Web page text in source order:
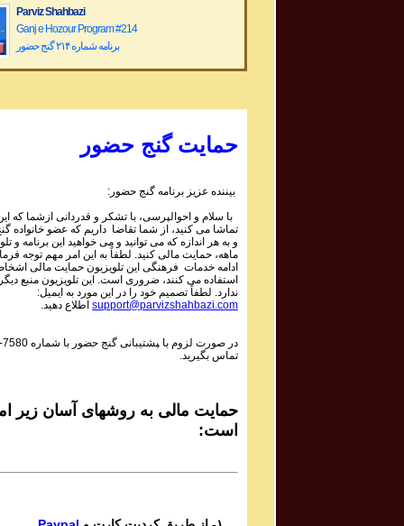
Parviz Shahbazi
Ganj e Hozour Program #214
برنامه شماره ۲۱۴ گنج حضور
Parviz Shahbazi
برنامه شماره ۲۱۹ گنج حضور
Ganj e Hozour Program #228
Ganj e Hozour Program #230
برنامه شماره ۲۳۰ گنج حضور
Parviz Shahbazi
Ganj e Hozour Program #231
برنامه شماره ۲۳۱ گنج حضور
Ganj e Hozour Program #234
Ganj e Hozour Program #236
Ganj e Hozour Program #239
Parviz Shahbazi
حمایت گنج حضور
بیننده عزیز برنامه گنج حضور:
با سلام و احوالپرسی، با تشکر و قدردانی ازشما که این
تماشا می کنید، از شما تقاضا داریم که عضو خانواده
و به هر اندازه که می توانید و می خواهید این برنامه و
ماهه، حمایت مالی کنید. لطفاً به این امر مهم توجه
ادامه خدمات فرهنگی این تلویزیون حمایت مالی
استفاده می کنند، ضروری است. این تلویزیون منبع
ندارد. لطفاً تصمیم خود را در این مورد به ایمیل:
support@parvizshahbazi.com اطلاع دهید.
در صورت لزوم با ‍پشتیبانی گنج حضور با شماره 7580
تماس بگیرید.
حمایت مالی به روشهای آسان زیر
است: